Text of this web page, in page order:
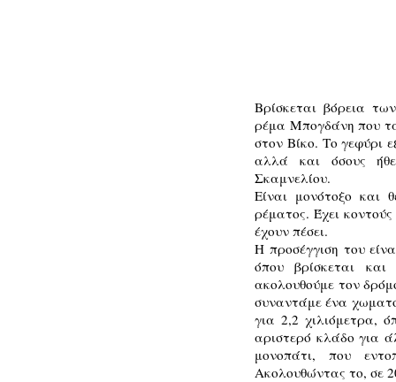
Βρίσκεται βόρεια
ρέμα Μπογδάνη που
στον Βίκο. Το γεφύρι
αλλά και όσους
Σκαμνελίου.
Είναι μονότοξο και
ρέματος. Έχει
έχουν πέσει.
Η προσέγγιση του
όπου βρίσκεται
ακολουθούμε τον
συναντάμε ένα
για 2,2 χιλιόμετρα,
αριστερό κλάδο για
μονοπάτι, που
Ακολουθώντας το, σε